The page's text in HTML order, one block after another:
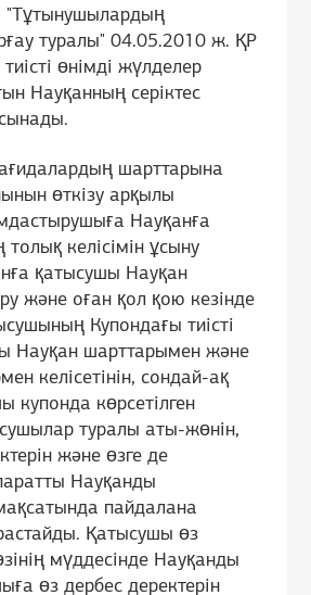
"Тұтынушылардың
туралы" 04.05.2010 ж. ҚР
өнімді жүлделер
Науқанның серіктес
шарттарына
өткізу арқылы
Науқанға
толық келісімін ұсыну
қатысушы Науқан
және оған қол қою кезінде
Купондағы тиісті
Науқан шарттарымен және
келісетінін, сондай-ақ
купонда көрсетілген
туралы аты-жөнін,
және өзге де
Науқанды
пайдалана
Қатысушы өз
мүддесінде Науқанды
өз дербес деректерін